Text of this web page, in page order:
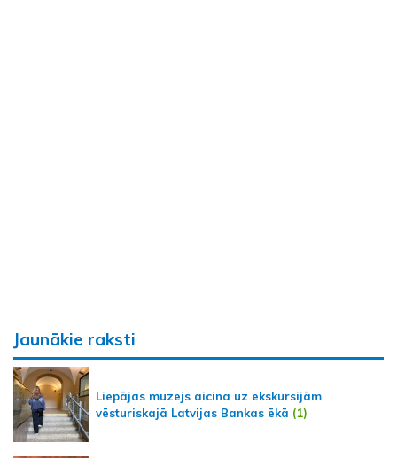
Jaunākie raksti
Liepājas muzejs aicina uz ekskursijām
vēsturiskajā Latvijas Bankas ēkā (1)